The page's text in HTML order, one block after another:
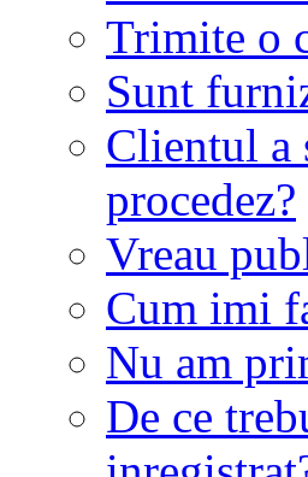
Trimite o
Sunt
Clientul a
procedez?
Vreau
Cum imi
Nu am
De ce